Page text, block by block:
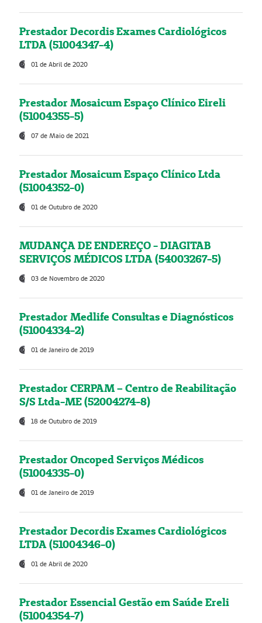
Prestador Decordis Exames Cardiológicos
LTDA (51004347-4)
01 de Abril de 2020
Prestador Mosaicum Espaço Clínico Eireli
(51004355-5)
07 de Maio de 2021
Prestador Mosaicum Espaço Clínico Ltda
(51004352-0)
01 de Outubro de 2020
MUDANÇA DE ENDEREÇO - DIAGITAB
SERVIÇOS MÉDICOS LTDA (54003267-5)
03 de Novembro de 2020
Prestador Medlife Consultas e Diagnósticos
(51004334-2)
01 de Janeiro de 2019
Prestador CERPAM – Centro de Reabilitação
S/S Ltda-ME (52004274-8)
18 de Outubro de 2019
Prestador Oncoped Serviços Médicos
(51004335-0)
01 de Janeiro de 2019
Prestador Decordis Exames Cardiológicos
LTDA (51004346-0)
01 de Abril de 2020
Prestador Essencial Gestão em Saúde Ereli
(51004354-7)